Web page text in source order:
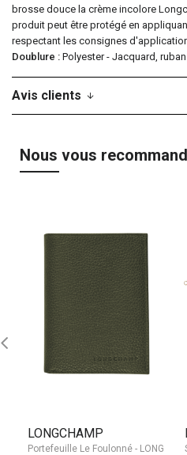
brosse douce la crème incolore
produit peut être protégé en
respectant les consignes
Doublure
Polyester - Jacquard,
Avis clients
Nous vous
LONGCHAMP